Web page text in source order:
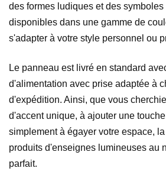
des formes ludiques et des
disponibles dans une gamme de
s'adapter à votre style personnel ou
Le panneau est livré en standard
d'alimentation avec prise adaptée à
d'expédition. Ainsi, que vous
d'accent unique, à ajouter une
simplement à égayer votre espace,
produits d'enseignes lumineuses au
parfait.